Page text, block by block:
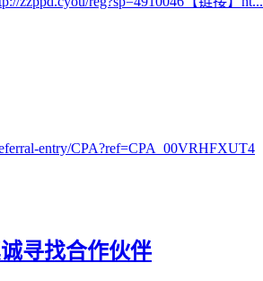
entry/CPA?ref=CPA_00VRHFXUT4
寻找合作伙伴